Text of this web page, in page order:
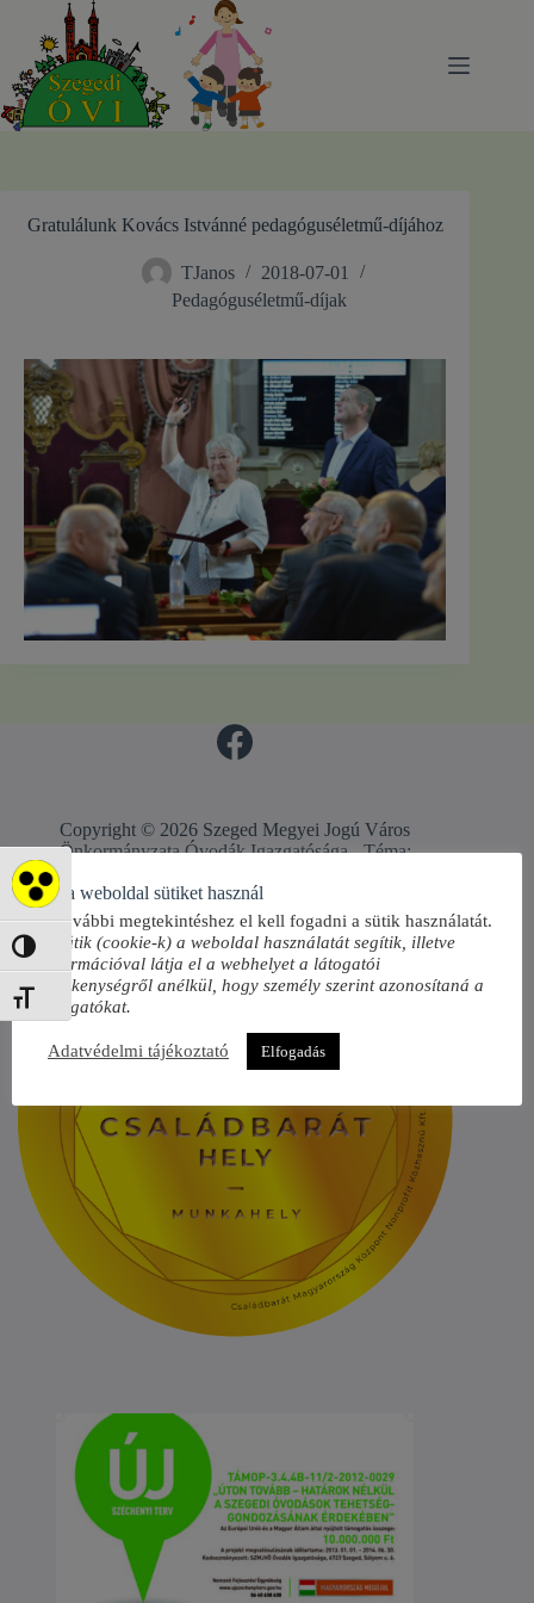
Akadálymentes mód
Nagy kontraszt váltása
Betűméret váltása
content
Gratulálunk Kovács Istvánné pedagóguséletmű-díjához
TJanos
2018-07-01
Pedagóguséletmű-díjak
Copyright © 2026 Szeged Megyei Jogú Város
Önkormányzata Óvodák Igazgatósága - Téma:
Ez a weboldal sütiket használ
A további megtekintéshez el kell fogadni a sütik használatát.
A sütik (cookie-k) a weboldal használatát segítik, illetve
információval látja el a webhelyet a látogatói
tevékenységről anélkül, hogy személy szerint azonosítaná a
látogatókat.
Adatvédelmi tájékoztató Elfogadás